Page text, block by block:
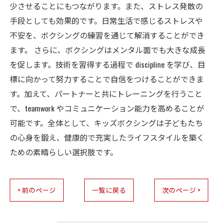
少させることにもつながります。また、ストレス発散の
手段としても効果的です。日常生活で感じるストレスや
不安を、ボクシングの練習を通じて解消することができ
ます。 さらに、ボクシングはメンタル面でも大きな成長
を促します。技術を習得する過程で discipline を学び、目
標に向かって努力することで自信をつけることができま
す。加えて、パートナーと共にトレーニングを行うこと
で、teamwork やコミュニケーション能力を高めることが
可能です。全体として、キッズボクシングは子どもたち
の心身を鍛え、健康的で充実したライフスタイルを築く
ための素晴らしい選択肢です。
< 前のページ 一覧に戻る 次のページ >